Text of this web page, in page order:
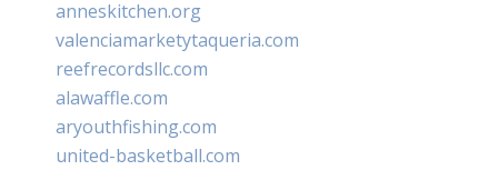
anneskitchen.org
valenciamarketytaqueria.com
reefrecordsllc.com
alawaffle.com
aryouthfishing.com
united-basketball.com